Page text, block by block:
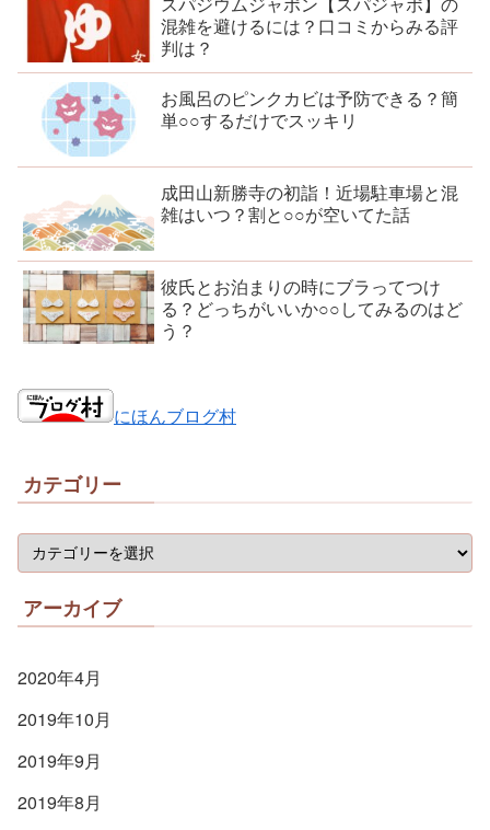
混雑を避けるには？口コミからみる評
判は？
お風呂のピンクカビは予防できる？簡
単○○するだけでスッキリ
成田山新勝寺の初詣！近場駐車場と混
雑はいつ？割と○○が空いてた話
彼氏とお泊まりの時にブラってつけ
る？どっちがいいか○○してみるのはど
う？
にほんブログ村
カテゴリー
アーカイブ
2020年4月
2019年10月
2019年9月
2019年8月